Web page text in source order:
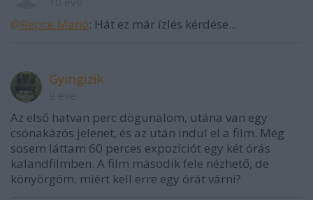
@Repce Manó: Hát ez már ízlés kérdése...
Gyingizik
Az első hatvan perc dögunalom, utána van egy
csónakázós jelenet, és az után indul el a film. Még
sosem láttam 60 perces expozíciót egy két órás
kalandfilmben. A film második fele nézhető, de
könyörgöm, miért kell erre egy órát várni?